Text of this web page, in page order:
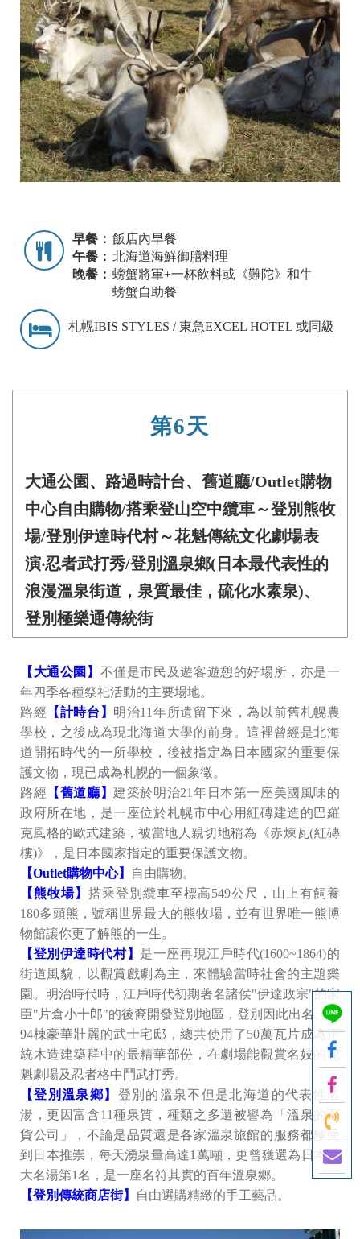
早餐： 飯店內早餐
午餐： 北海道海鮮御膳料理
晚餐： 螃蟹將軍+一杯飲料或《難陀》和牛
螃蟹自助餐
札幌IBIS STYLES / 東急EXCEL HOTEL 或同級
第6天
大通公園、路過時計台、舊道廳/Outlet購物
中心自由購物/搭乘登山空中纜車～登別熊牧
場/登別伊達時代村～花魁傳統文化劇場表
演‧忍者武打秀/登別溫泉鄉(日本最代表性的
浪漫溫泉街道，泉質最佳，硫化水素泉)、
登別極樂通傳統街
【大通公園】 不僅是市民及遊客遊憩的好場所，亦是一
年四季各種祭祀活動的主要場地。
路經 【計時台】 明治11年所遺留下來，為以前舊札幌農
學校，之後成為現北海道大學的前身。這裡曾經是北海
道開拓時代的一所學校，後被指定為日本國家的重要保
護文物，現已成為札幌的一個象徵。
路經 【舊道廳】建築於明治21年日本第一座美國風味的
政府所在地，是一座位於札幌市中心用紅磚建造的巴羅
克風格的歐式建築，被當地人親切地稱為《赤煉瓦(紅磚
樓)》，是日本國家指定的重要保護文物。
【Outlet購物中心】
自由購物。
【熊牧場】 搭乘登別纜車至標高549公尺，山上有飼養
180多頭熊，號稱世界最大的熊牧場，並有世界唯一熊博
物館讓你更了解熊的一生。
【登別伊達時代村】 是一座再現江戶時代(1600~1864)的
街道風貌，以觀賞戲劇為主，來體驗當時社會的主題樂
園。明治時代時，江戶時代初期著名諸侯"伊達政宗"的家
臣"片倉小十郎"的後裔開發登別地區，登別因此出名。有
94棟豪華壯麗的武士宅邸，總共使用了50萬瓦片成為正
統木造建築群中的最精華部份，在劇場能觀賞名妓的花
魁劇場及忍者格中鬥武打秀。
【登別溫泉鄉】 登別的溫泉不但是北海道的代表性名
湯，更因富含11種泉質，種類之多還被譽為「溫泉的百
貨公司」，不論是品質還是各家溫泉旅館的服務都極受
到日本推崇，每天湧泉量高達1萬噸，更曾獲選為日本百
大名湯第1名，是一座名符其實的百年溫泉鄉。
【登別傳統商店街】
自由選購精緻的手工藝品。